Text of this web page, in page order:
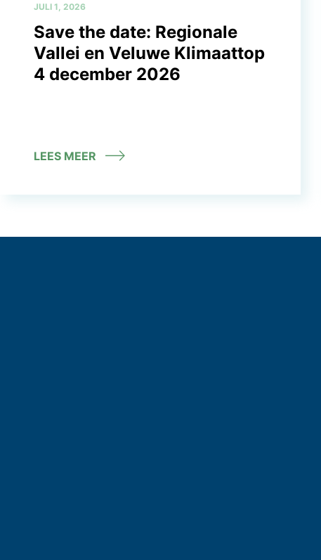
JULI 1, 2026
Save the date: Regionale
Vallei en Veluwe Klimaattop
4 december 2026
LEES MEER